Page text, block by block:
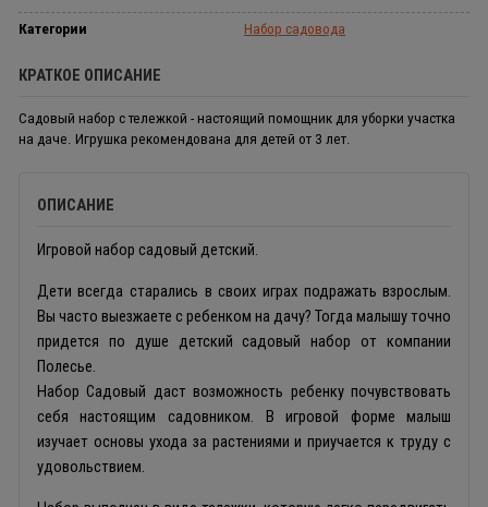
Категории Набор садовода
КРАТКОЕ ОПИСАНИЕ
Садовый набор с тележкой - настоящий помощник для уборки участка
на даче. Игрушка рекомендована для детей от 3 лет.
ОПИСАНИЕ
Игровой набор садовый детский.
Дети всегда старались в своих играх подражать взрослым.
Вы часто выезжаете с ребенком на дачу? Тогда малышу точно
придется по душе детский садовый набор от компании
Полесье.
Набор Садовый даст возможность ребенку почувствовать
себя настоящим садовником. В игровой форме малыш
изучает основы ухода за растениями и приучается к труду с
удовольствием.